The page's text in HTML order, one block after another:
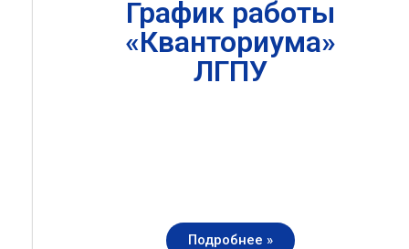
График работы
«Кванториума»
ЛГПУ
Подробнее »